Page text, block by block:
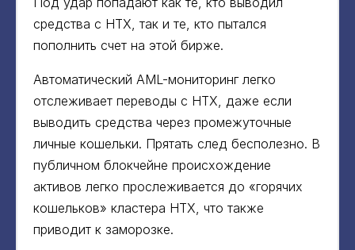
средства с HTX, так и те, кто пытался
пополнить счет на этой бирже.
Автоматический AML-мониторинг легко
отслеживает переводы с HTX, даже если
выводить средства через промежуточные
личные кошельки. Прятать след бесполезно. В
публичном блокчейне происхождение
активов легко прослеживается до «горячих
кошельков» кластера HTX, что также
приводит к заморозке.